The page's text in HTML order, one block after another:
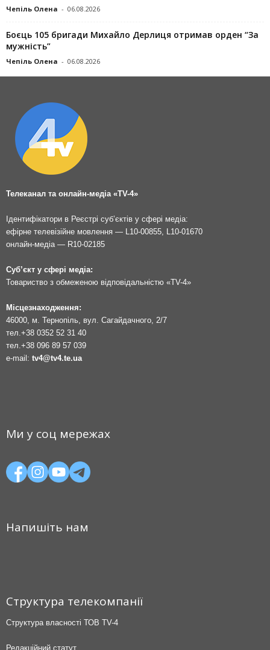
Чепіль Олена - 06.08.2026
Боєць 105 бригади Михайло Дерлиця отримав орден “За
мужність”
Чепіль Олена - 06.08.2026
Телеканал та онлайн-медіа «TV-4»
Ідентифікатори в Реєстрі суб’єктів у сфері медіа:
ефірне телевізійне мовлення — L10-00855, L10-01670
онлайн-медіа — R10-02185
Суб’єкт у сфері медіа:
Товариство з обмеженою відповідальністю «TV-4»
Місцезнаходження:
46000, м. Тернопіль, вул. Сагайдачного, 2/7
тел. +38 0352 52 31 40
тел. +38 096 89 57 039
e-mail: tv4@tv4.te.ua
Ми у соц мережах
Напишіть нам
Структура телекомпанії
Структура власності ТОВ TV-4
Редакційний статут